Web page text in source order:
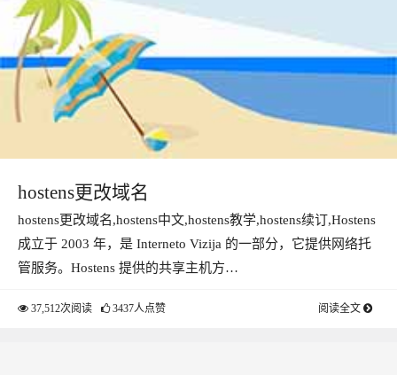
hostens更改域名
hostens更改域名,hostens中文,hostens教学,hostens续订,Hostens
成立于 2003 年，是 Interneto Vizija 的一部分，它提供网络托
管服务。Hostens 提供的共享主机方…
37,512次阅读 3437人点赞 阅读全文